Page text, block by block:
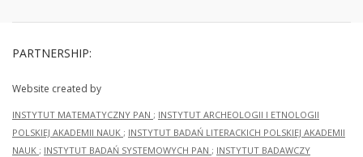
PARTNERSHIP:
Website created by
INSTYTUT MATEMATYCZNY PAN ; INSTYTUT ARCHEOLOGII I ETNOLOGII
POLSKIEJ AKADEMII NAUK ; INSTYTUT BADAŃ LITERACKICH POLSKIEJ AKADEMII
NAUK ; INSTYTUT BADAŃ SYSTEMOWYCH PAN ; INSTYTUT BADAWCZY